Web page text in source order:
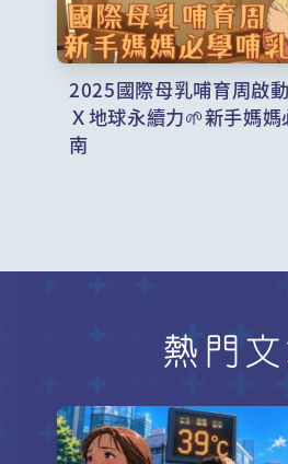
2025國際母乳哺育周啟
Ｘ地球永續力🌱新手媽
南
熱門文